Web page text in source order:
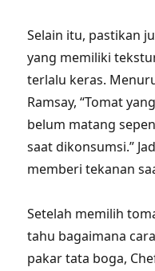
Selain itu, pastikan
yang memiliki
terlalu keras.
Ramsay, “Tomat
belum matang
saat dikonsumsi.”
memberi tekanan
Setelah memilih
tahu bagaimana
pakar tata boga,